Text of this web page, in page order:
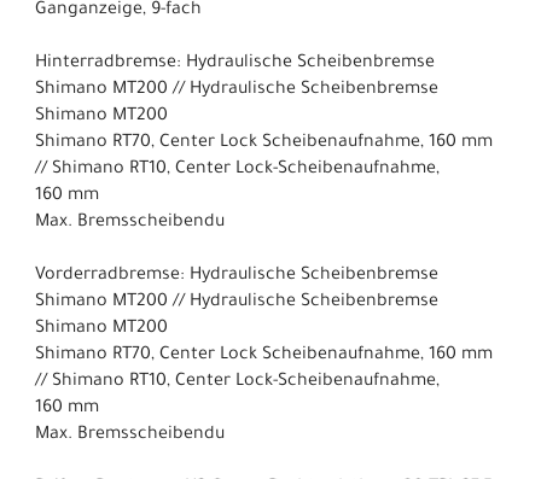
Ganganzeige, 9-fach
Hinterradbremse: Hydraulische Scheibenbremse
Shimano MT200 // Hydraulische Scheibenbremse
Shimano MT200
Shimano RT70, Center Lock Scheibenaufnahme, 160 mm
// Shimano RT10, Center Lock-Scheibenaufnahme,
160 mm
Max. Bremsscheibendu
Vorderradbremse: Hydraulische Scheibenbremse
Shimano MT200 // Hydraulische Scheibenbremse
Shimano MT200
Shimano RT70, Center Lock Scheibenaufnahme, 160 mm
// Shimano RT10, Center Lock-Scheibenaufnahme,
160 mm
Max. Bremsscheibendu